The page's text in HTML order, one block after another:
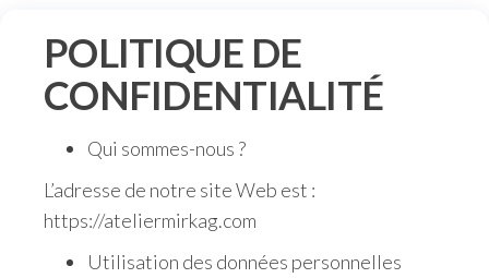
POLITIQUE DE
CONFIDENTIALITÉ
Qui sommes-nous ?
L’adresse de notre site Web est :
https://ateliermirkag.com
Utilisation des données personnelles